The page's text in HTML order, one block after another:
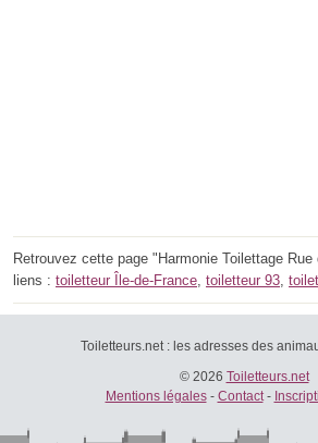
Retrouvez cette page "Harmonie Toilettage
liens : toiletteur Île-de-France, toiletteur 93,
Toiletteurs.net : les adresses des
© 2026 Toiletteurs.net
Mentions légales- Contact-